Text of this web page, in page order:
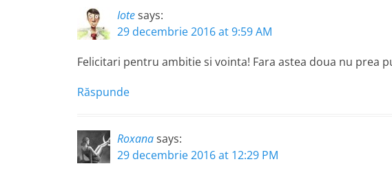
Iotesays:
29 decembrie 2016 at 9:59 AM
Felicitari pentru ambitie si vointa! Fara astea doua nu prea
Răspunde
Roxanasays:
29 decembrie 2016 at 12:29 PM